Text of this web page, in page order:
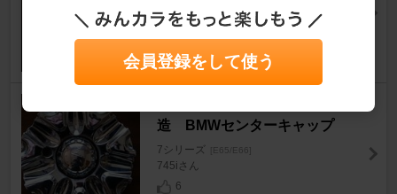
0
造 BMWセンターキャップ
7シリーズ [E65/E66]
745iさん
6
会員登録をして使う